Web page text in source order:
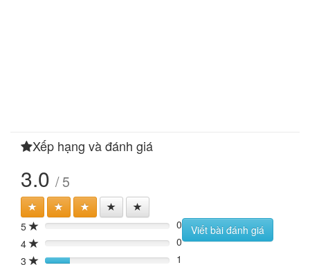
Xếp hạng và đánh giá
3.0 / 5
5 0%
0
4
0%
0
3
1
Viết bài đánh giá